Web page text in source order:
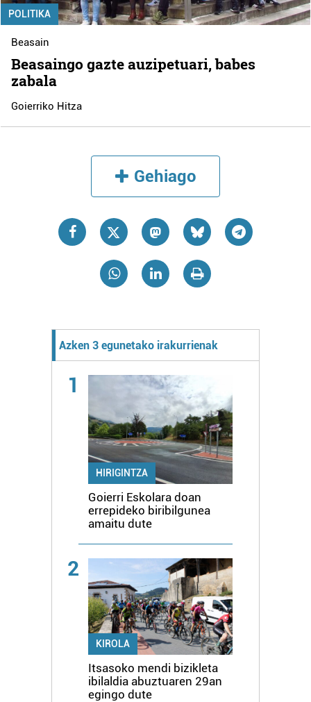
POLITIKA
Beasain
Beasaingo gazte auzipetuari, babes
zabala
Goierriko Hitza
Gehiago
Azken 3 egunetako irakurrienak
1
HIRIGINTZA
Goierri Eskolara doan
errepideko biribilgunea
amaitu dute
2
KIROLA
Itsasoko mendi bizikleta
ibilaldia abuztuaren 29an
egingo dute